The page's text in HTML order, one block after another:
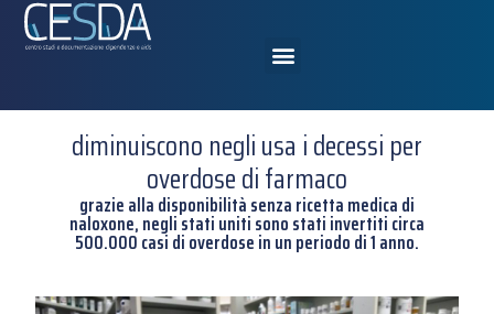
diminuiscono negli usa i decessi per
overdose di farmaco
grazie alla disponibilità senza ricetta medica di
naloxone, negli stati uniti sono stati invertiti circa
500.000 casi di overdose in un periodo di 1 anno.